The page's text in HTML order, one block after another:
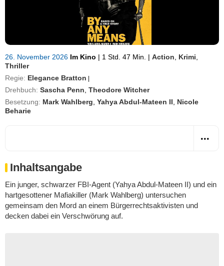
26. November 2026 Im Kino | 1 Std. 47 Min. | Action Krimi
Thriller
Regie: Elegance Bratton
Drehbuch: Sascha Penn Theodore Witcher
Besetzung: Mark Wahlberg Yahya Abdul-Mateen II
Nicole
Beharie
Inhaltsangabe
Ein junger, schwarzer FBI-Agent (Yahya Abdul-Mateen II) und ein
hartgesottener Mafiakiller (Mark Wahlberg) untersuchen
gemeinsam den Mord an einem Bürgerrechtsaktivisten und
decken dabei ein Verschwörung auf.